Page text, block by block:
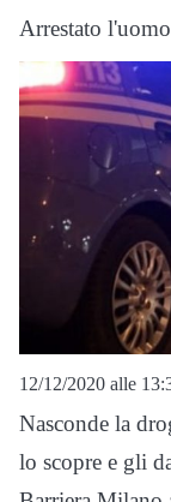
Arrestato
12/12/2020 alle
Nasconde la
lo scopre e gli